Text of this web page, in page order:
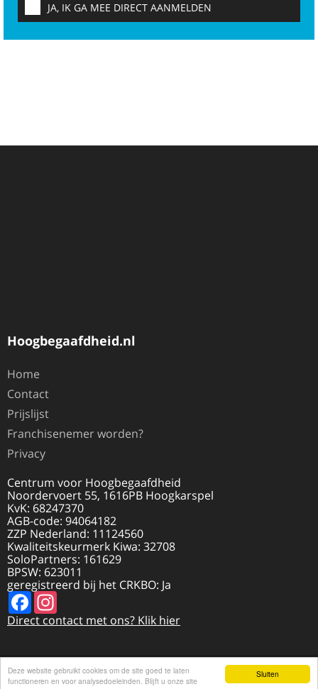
Sluiten
Deze website gebruikt cookies om de site goed te laten
functioneren en voor analysedoeleinden. Blijft u onze site
JA, IK GA MEE DIRECT AANMELDEN
Hoogbegaafdheid.nl
Home
Contact
Prijslijst
Franchisenemer worden?
Privacy
Centrum voor Hoogbegaafdheid
Noordervoert 55, 1616PB Hoogkarspel
KvK: 68247370
AGB-code: 94064182
ZZP Nederland: 11124560
Kwaliteitskeurmerk Kiwa: 32708
SoloPartners: 161629
BPSW: 623011
geregistreerd bij het CRKBO: Ja
FacebookInstagram
Direct contact met ons? Klik hier
© 2026 HOOGBEGAAFDHEID.NL | REALISATIE
DISCLAIMER